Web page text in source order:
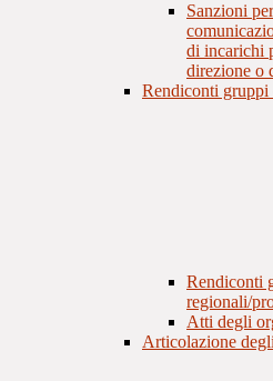
Sanzioni
di incarichi
direzione o
Rendiconti
Rendiconti
regionali/
Atti degli
Articolazione